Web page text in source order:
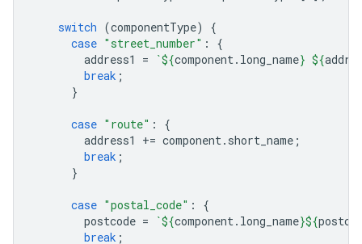
switch (componentType)
{
case "street_number" :
{
address1
= `${component. long_name} ${
break ;
}
case "route" :
{
address1
+= component. short_name ;
break ;
}
case "postal_code" :
{
postcode = `${component. long_name}${
break ;